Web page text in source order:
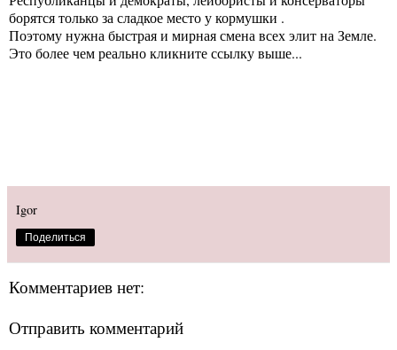
борятся только за сладкое место у кормушки .
Поэтому нужна быстрая и мирная смена всех элит на Земле.
Это более чем реально кликните ссылку выше...
Igor
Поделиться
Комментариев нет:
Отправить комментарий